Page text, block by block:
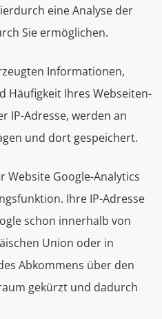
eine Analyse der
Sie ermöglichen.
Informationen,
Häufigkeit Ihres Webseiten-
IP-Adresse, werden an
und dort gespeichert.
Website Google-Analytics
Ihre IP-Adresse
schon innerhalb von
Union oder in
Abkommens über den
gekürzt und dadurch